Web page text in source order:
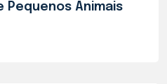
Pequenos Animais